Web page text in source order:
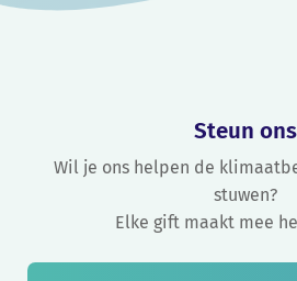
Steun ons
Wil je ons helpen de
stuwen?
Elke gift maakt mee